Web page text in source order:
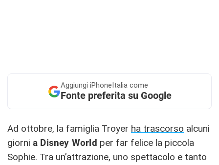
Aggiungi iPhoneItalia come
Fonte preferita su Google
Ad ottobre, la famiglia Troyer ha trascorso alcuni
giorni a Disney World per far felice la piccola
Sophie. Tra un’attrazione, uno spettacolo e tanto